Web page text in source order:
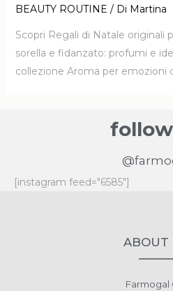
BEAUTY ROUTINE / Di Martina
Scopri Regali di Natale originali
sorella e fidanzato: profumi e
collezione Aroma per emozioni
[instagram feed="6585"]
ABOUT
Farmogal